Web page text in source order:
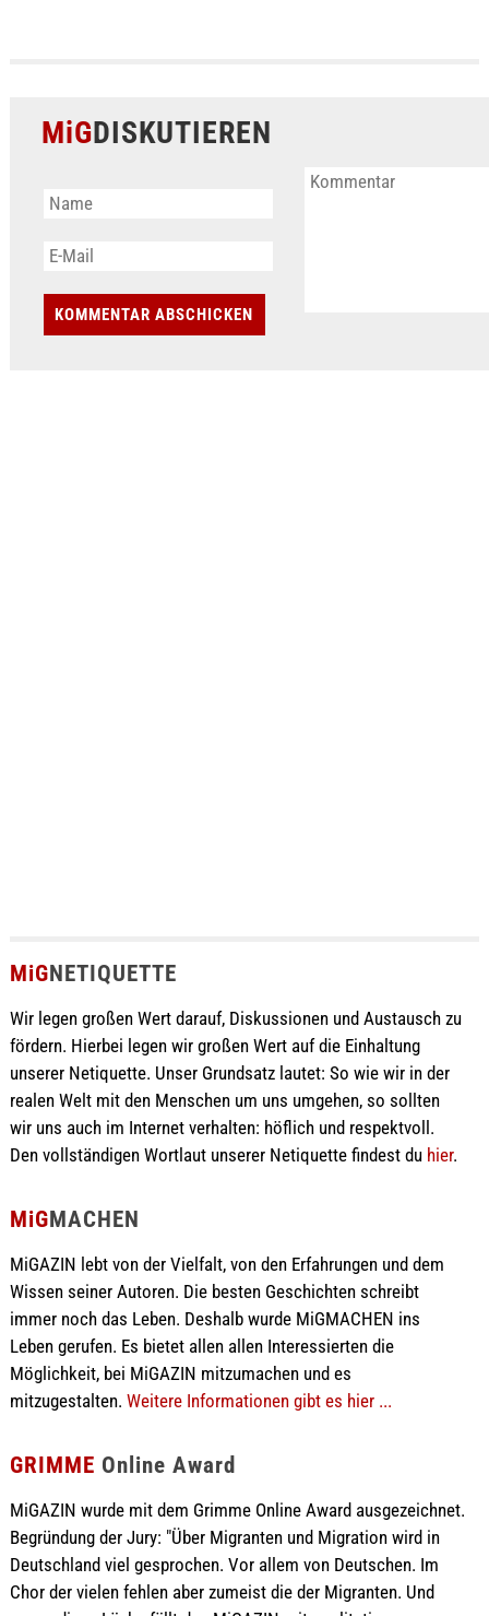
MiGDISKUTIEREN
MiGNETIQUETTE
Wir legen großen Wert darauf, Diskussionen und Austausch zu
fördern. Hierbei legen wir großen Wert auf die Einhaltung
unserer Netiquette. Unser Grundsatz lautet: So wie wir in der
realen Welt mit den Menschen um uns umgehen, so sollten
wir uns auch im Internet verhalten: höflich und respektvoll.
Den vollständigen Wortlaut unserer Netiquette findest du hier.
MiGMACHEN
MiGAZIN lebt von der Vielfalt, von den Erfahrungen und dem
Wissen seiner Autoren. Die besten Geschichten schreibt
immer noch das Leben. Deshalb wurde MiGMACHEN ins
Leben gerufen. Es bietet allen allen Interessierten die
Möglichkeit, bei MiGAZIN mitzumachen und es
mitzugestalten. Weitere Informationen gibt es hier ...
GRIMME Online Award
MiGAZIN wurde mit dem Grimme Online Award ausgezeichnet.
Begründung der Jury: "Über Migranten und Migration wird in
Deutschland viel gesprochen. Vor allem von Deutschen. Im
Chor der vielen fehlen aber zumeist die der Migranten. Und